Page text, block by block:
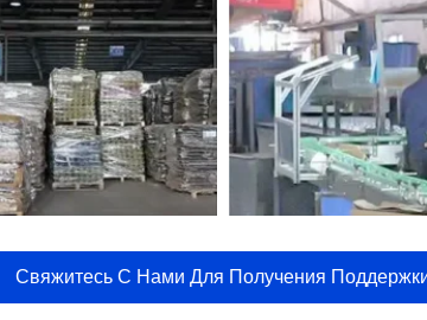
Свяжитесь С Нами Для Получения